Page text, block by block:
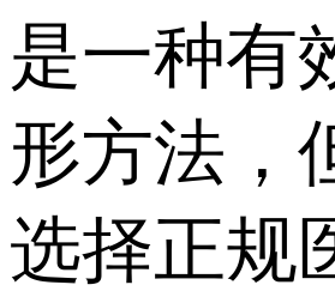
是一种有
形方法，
选择正规